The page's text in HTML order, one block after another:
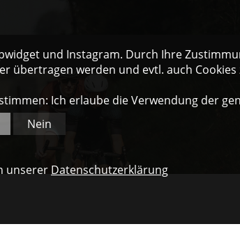
und Instagram. Durch Ihre
werden und evtl. auch Cookies
Ich erlaube die Verwendung der
Nein
unserer Datenschutzerklärung